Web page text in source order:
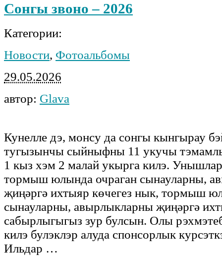
Сонгы звоно – 2026
Категории:
Новости, Фотоальбомы
29.05.2026
автор: Glava
Кунелле дэ, монсу да сонгы кынгырау
тугызынчы сыйныфны 11 укучы
1 кыз хэм 2 малай укырга килэ.
тормыш юлында очраган сынауларны,
җиңәргә ихтыяр көчегез нык, тормыш
сынауларны, авырлыкларны җиңәргә
сабырлыгыгыз зур булсын. Олы
килэ булэклэр алуда спонсорлык
Ильдар …